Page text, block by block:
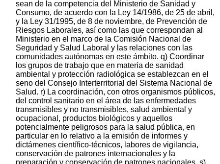
sean de la competencia del Ministerio de Sanidad y
Consumo, de acuerdo con la Ley 14/1986, de 25 de abril,
y la Ley 31/1995, de 8 de noviembre, de Prevención de
Riesgos Laborales, así como las que correspondan al
Ministerio en el marco de la Comisión Nacional de
Seguridad y Salud Laboral y las relaciones con las
comunidades autónomas en este ámbito. q) Coordinar
los grupos de trabajo que en materia de sanidad
ambiental y protección radiológica se establezcan en el
seno del Consejo Interterritorial del Sistema Nacional de
Salud. r) La coordinación, con otros organismos públicos,
del control sanitario en el área de las enfermedades
transmisibles y no transmisibles, salud ambiental y
ocupacional, productos biológicos y aquellos
potencialmente peligrosos para la salud pública, en
particular en lo relativo a la emisión de informes y
dictámenes científico-técnicos, labores de vigilancia,
conservación de patrones internacionales y la